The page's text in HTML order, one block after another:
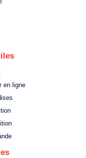
en ligne